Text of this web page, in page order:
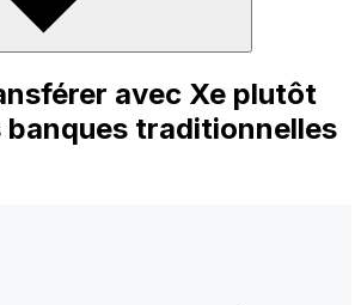
avec Xe plutôt
banques traditionnelles